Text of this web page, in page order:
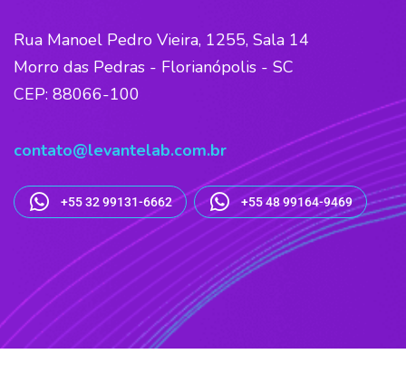
Rua Manoel Pedro Vieira, 1255, Sala 14
Morro das Pedras - Florianópolis - SC
CEP: 88066-100
contato@levantelab.com.br
+55 32 99131-6662 +55 48 99164-9469